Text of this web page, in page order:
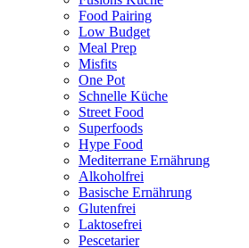
Food Pairing
Low Budget
Meal Prep
Misfits
One Pot
Schnelle Küche
Street Food
Superfoods
Hype Food
Mediterrane Ernährung
Alkoholfrei
Basische Ernährung
Glutenfrei
Laktosefrei
Pescetarier